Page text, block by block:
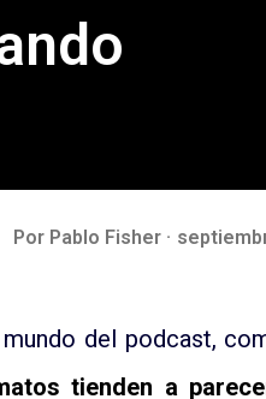
Por Pablo Fisher
del podcast,
tienden a